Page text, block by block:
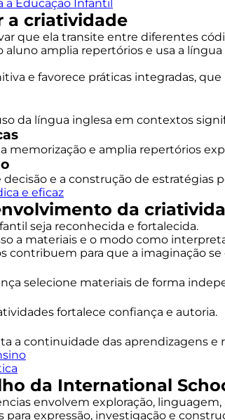
a Educação Infantil
a criatividade
que ela transite entre diferentes
amplia repertórios e usa a
e favorece práticas integradas,
da língua inglesa em contextos
memorização e amplia repertórios
e a construção de estratégias
e eficaz
da
seja reconhecida e fortalecida.
a materiais e o modo como
contribuem para que a imaginação
selecione materiais de forma
fortalece confiança e autoria.
a continuidade das aprendizagens
da International
envolvem exploração,
expressão, investigação e